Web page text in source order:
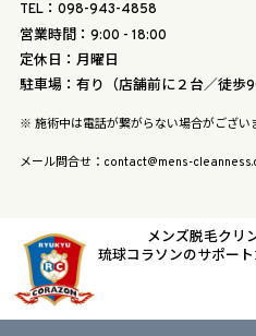
TEL：098-943-4858
営業時間：9:00 - 18:00
定休日：月曜日
駐車場：有り（店舗前に２台／徒歩
※ 施術中は電話が繋がらない場合がござい
メール問合せ：contact@mens-
メンズ脱毛クリ
琉球コラソンのサポート